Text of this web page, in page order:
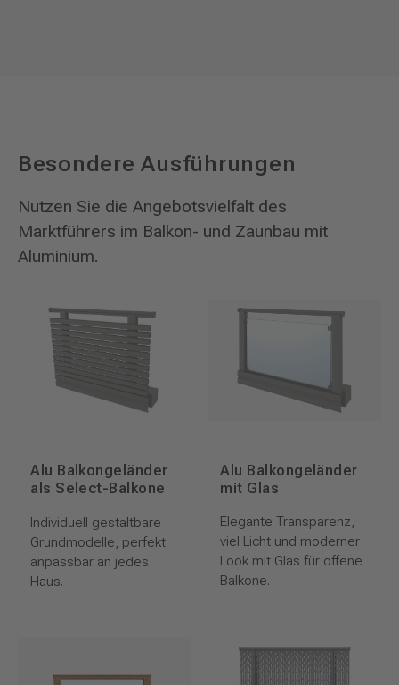
Besondere Ausführungen
Nutzen Sie die Angebotsvielfalt des
Marktführers im Balkon- und Zaunbau mit
Aluminium.
Alu Balkongeländer
als Select-Balkone
Individuell gestaltbare
Grundmodelle, perfekt
anpassbar an jedes
Haus.
Alu Balkongeländer
mit Glas
Elegante Transparenz,
viel Licht und moderner
Look mit Glas für offene
Balkone.